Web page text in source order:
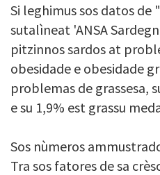
Si leghimus sos datos
sutalìneat 'ANSA
pitzinnos sardos at
obesidade e obesidade
problemas de grassesa,
e su 1,9% est grassu
Sos nùmeros
Tra sos fatores de sa